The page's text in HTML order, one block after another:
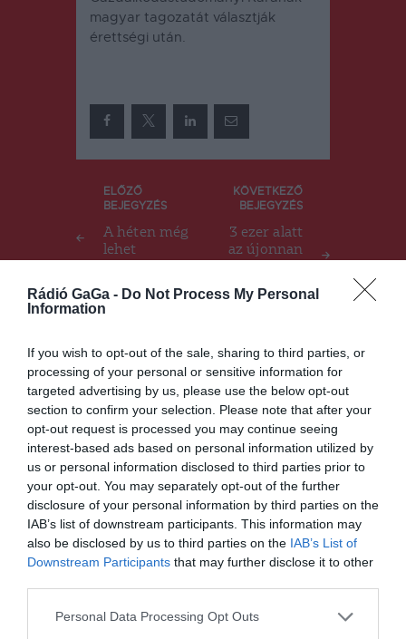
Rádió GaGa - Do Not Process My Personal
Information
If you wish to opt-out of the sale, sharing to third parties, or
processing of your personal or sensitive information for
targeted advertising by us, please use the below opt-out
section to confirm your selection. Please note that after your
opt-out request is processed you may continue seeing
interest-based ads based on personal information utilized by
us or personal information disclosed to third parties prior to
your opt-out. You may separately opt-out of the further
disclosure of your personal information by third parties on the
IAB’s list of downstream participants. This information may
also be disclosed by us to third parties on the IAB’s List of
Downstream Participants that may further disclose it to other
Personal Data Processing Opt Outs
magyar tagozatát választják
érettségi után.
Bejegyzés
navigáció
ELŐZŐ
BEJEGYZÉS
A héten még
lehet
KÖVETKEZŐ
BEJEGYZÉS
3 ezer alatt
az újonnan
száma az
Ez is érdekelheti
Ezen a héten kezdődik a
hatodik osztályosok országos
tudásfelmérője